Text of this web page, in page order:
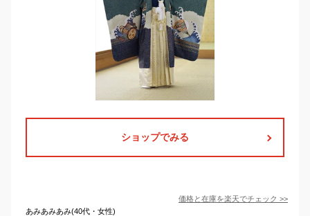
ショップでみる
価格と在庫を楽天でチェック >>
あみあみあみ(40代・女性)